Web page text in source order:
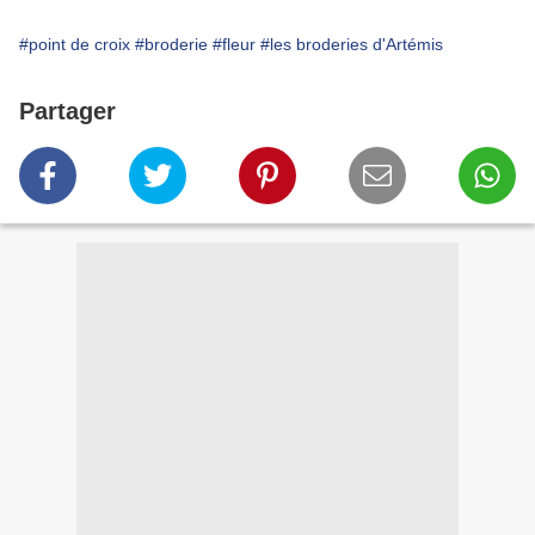
#point de croix #broderie #fleur #les broderies d'Artémis
Partager